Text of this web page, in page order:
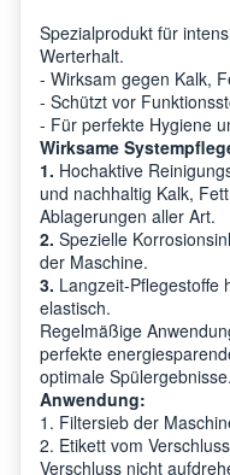
Spezialprodukt für
Werterhalt.
- Wirksam gegen Kalk,
- Schützt vor
- Für perfekte Hygiene
Wirksame
1. Hochaktive
und nachhaltig Kalk,
Ablagerungen aller Art.
2. Spezielle
der Maschine.
3. Langzeit-Pflegestoffe
elastisch.
Regelmäßige
perfekte
optimale Spülergebnisse.
Anwendung:
1. Filtersieb der
2. Etikett vom
Verschluss nicht